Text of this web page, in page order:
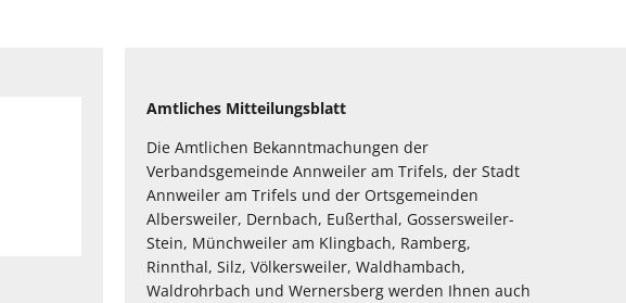
Amtliches Mitteilungsblatt
Die Amtlichen Bekanntmachungen der
Verbandsgemeinde Annweiler am Trifels, der Stadt
Annweiler am Trifels und der Ortsgemeinden
Albersweiler, Dernbach, Eußerthal, Gossersweiler-
Stein, Münchweiler am Klingbach, Ramberg,
Rinnthal, Silz, Völkersweiler, Waldhambach,
Waldrohrbach und Wernersberg werden Ihnen auch